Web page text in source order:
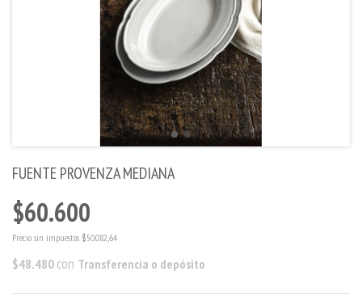
FUENTE PROVENZA MEDIANA
$60.600
Precio sin impuestos $50.082,64
$48.480 con Transferencia o depósito